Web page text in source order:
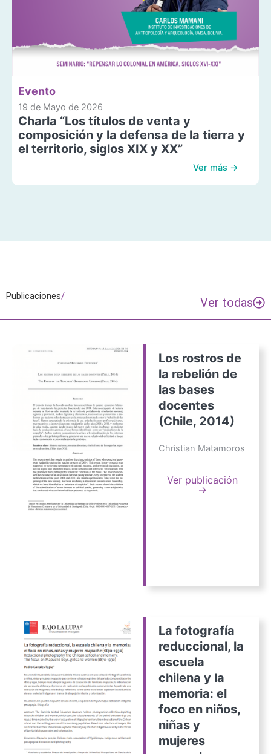
Evento
19 de Mayo de 2026
Charla “Los títulos de venta y
composición y la defensa de la tierra y
el territorio, siglos XIX y XX”
Ver más →
Publicaciones/ Ver todas
Los rostros de
la rebelión de
las bases
docentes
(Chile, 2014)
Christian Matamoros
Ver publicación
→
La fotografía
reduccional, la
escuela
chilena y la
memoria: el
foco en niños,
niñas y
mujeres